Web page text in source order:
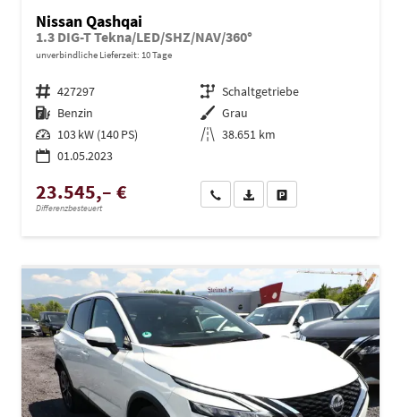
Nissan Qashqai
1.3 DIG-T Tekna/LED/SHZ/NAV/360°
unverbindliche Lieferzeit: 10 Tage
Fahrzeugnr. 427297 Getriebe Schaltgetriebe
Kraftstoff Benzin Außenfarbe Grau
Leistung 103 kW (140 PS) Kilometerstand 38.651 km
01.05.2023
23.545,– €
Differenzbesteuert
Wir rufen Sie anPDF-Datei, Fahrzeugexposé